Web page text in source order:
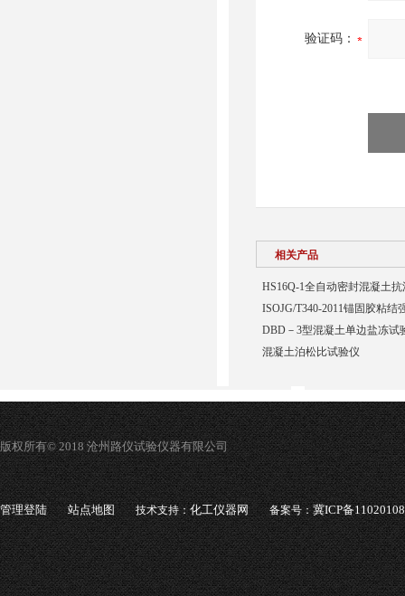
验证码：
相关产品
HS16Q-1全自动密封混凝土抗
ISOJG/T340-2011锚固胶粘结
DBD－3型混凝土单边盐冻试
混凝土泊松比试验仪
版权所有© 2018 沧州路仪试验仪器有限公司
管理登陆 站点地图 技术支持：化工仪器网 备案号：冀ICP备